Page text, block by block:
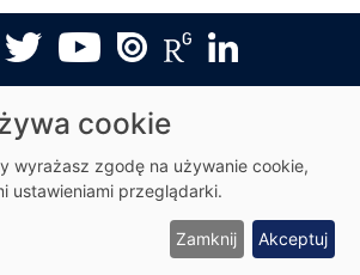
All Rights Reserved
cookie
wyrażasz zgodę na używanie cookie,
ustawieniami przeglądarki.
Zamknij Akceptuj